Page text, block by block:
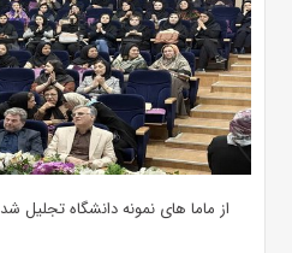
از ماما های نمونه دانشگاه تجلیل شد